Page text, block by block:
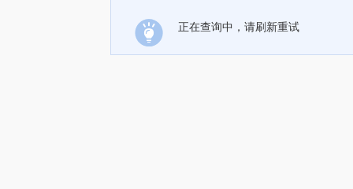
正在查询中，请刷新重试